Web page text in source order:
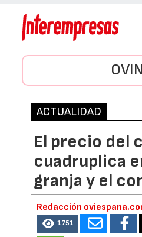
ACTUALIDAD
El precio del
cuadruplica
granja y el
Redacción
1751